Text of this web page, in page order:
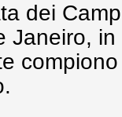
dei
Janeiro,